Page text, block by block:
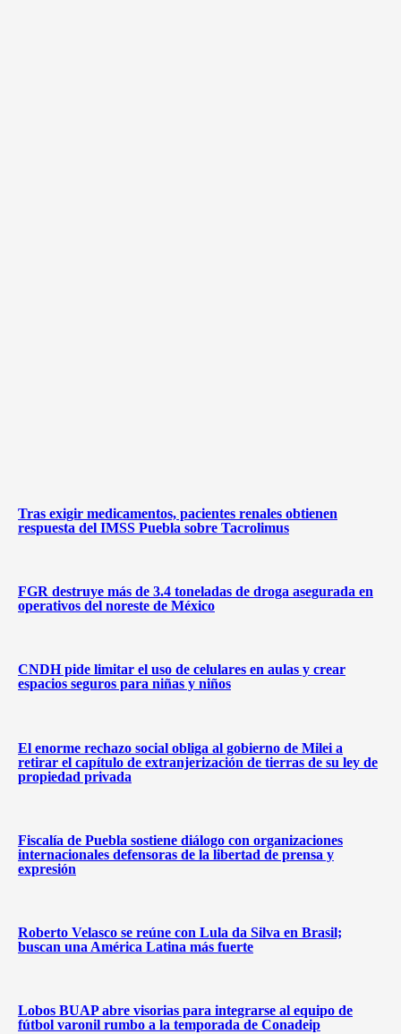
Tras exigir medicamentos, pacientes renales obtienen
respuesta del IMSS Puebla sobre Tacrolimus
FGR destruye más de 3.4 toneladas de droga asegurada en
operativos del noreste de México
CNDH pide limitar el uso de celulares en aulas y crear
espacios seguros para niñas y niños
El enorme rechazo social obliga al gobierno de Milei a
retirar el capítulo de extranjerización de tierras de su ley de
propiedad privada
Fiscalía de Puebla sostiene diálogo con organizaciones
internacionales defensoras de la libertad de prensa y
expresión
Roberto Velasco se reúne con Lula da Silva en Brasil;
buscan una América Latina más fuerte
Lobos BUAP abre visorias para integrarse al equipo de
fútbol varonil rumbo a la temporada de Conadeip